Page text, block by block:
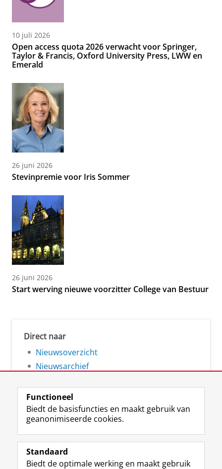
10 juli 2026
Open access quota 2026 verwacht voor Springer,
Taylor & Francis, Oxford University Press, LWW en
Emerald
26 juni 2026
Stevinpremie voor Iris Sommer
26 juni 2026
Start werving nieuwe voorzitter College van Bestuur
Direct naar
Nieuwsoverzicht
Nieuwsarchief
Volg de RUG
F
a
e
L
i
k
R
S
-
I
n
t
Y
o
T
Studiekiezers
Functioneel
Biedt de basisfuncties en maakt gebruik van
geanonimiseerde cookies.
Standaard
Biedt de optimale werking en maakt gebruik